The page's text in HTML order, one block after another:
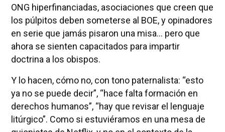
ONG hiperfinanciadas, asociaciones que creen que
los púlpitos deben someterse al BOE, y opinadores
en serie que jamás pisaron una misa... pero que
ahora se sienten capacitados para impartir
doctrina a los obispos.
Y lo hacen, cómo no, con tono paternalista: “esto
ya no se puede decir”, “hace falta formación en
derechos humanos”, “hay que revisar el lenguaje
litúrgico”. Como si estuviéramos en una mesa de